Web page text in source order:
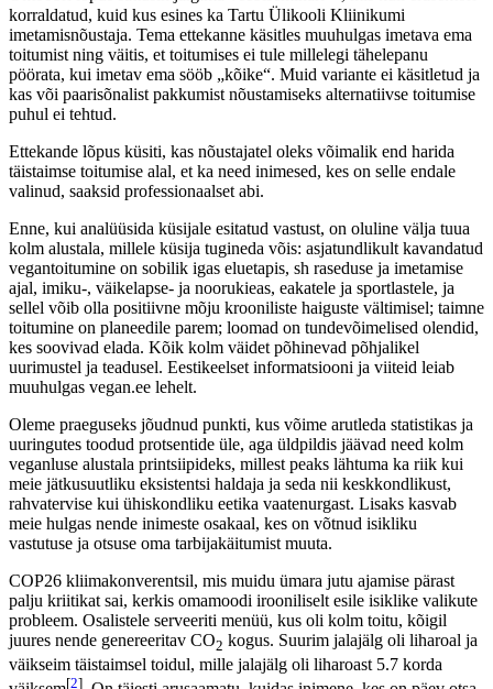
petitsioon perekonnaseaduse muutmiseks sai komisjonilt vastuse,
mille selgitusest oli näha, et nii komisjon kui nõunik(ud) polnud
juriidiliselt objektiivsed. Unustati, et abieluinstitutsioon on
sekulaarses ühiskonnas osa riigi teenusepaketist, ja kui selle teenuse
osutamise piiramine põhineb isiklikel aegunud, ühiskonna arengule
jalgu jäänud arvamustel või valikuliselt arvesse võetud
informatsioonil ja parteipoliitikal, siis oleks õiguskomisjonil olnud
tööd teha küll.
Veel üks valdkond, mis kannatab võimupositsioonil olevate inimeste
tahtmatuse ja isiklike eelarvamuste käes, on täistaimse toidu ja sellel
põhineva nõustamise kättesaadavus meie haridusasutustes ja
meditsiinisüsteemis.
Oktoobri lõpus sattusin jälgima veebiseminari[
, mis küll erasektori
korraldatud, kuid kus esines ka Tartu Ülikooli Kliinikumi
imetamisnõustaja. Tema ettekanne käsitles muuhulgas imetava ema
toitumist ning väitis, et toitumises ei tule millelegi tähelepanu
pöörata, kui imetav ema sööb „kõike“. Muid variante ei käsitletud ja
kas või paarisõnalist pakkumist nõustamiseks alternatiivse toitumise
Ettekande lõpus küsiti, kas nõustajatel oleks võimalik end harida
täistaimse toitumise alal, et ka need inimesed, kes on selle endale
valinud, saaksid professionaalset abi.
Enne, kui analüüsida küsijale esitatud vastust, on oluline välja tuua
kolm alustala, millele küsija tugineda võis: asjatundlikult kavandatud
vegantoitumine on sobilik igas eluetapis, sh raseduse ja imetamise
ajal, imiku-, väikelapse- ja noorukieas, eakatele ja sportlastele, ja
sellel võib olla positiivne mõju krooniliste haiguste vältimisel; taimne
toitumine on planeedile parem; loomad on tundevõimelised olendid,
kes soovivad elada. Kõik kolm väidet põhinevad põhjalikel
uurimustel ja teadusel. Eestikeelset informatsiooni ja viiteid leiab
muuhulgas vegan.ee lehelt.